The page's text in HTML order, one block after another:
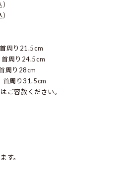
周り21.5cm
周り24.5cm
周り28cm
首周り31.5cm
ご容赦ください。
す。